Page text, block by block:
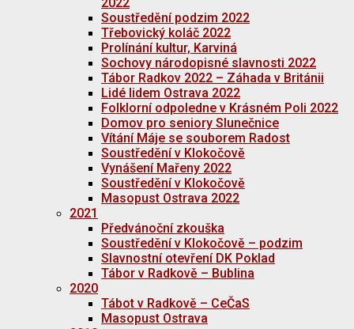
Soustředění podzim 2022
Třebovický koláč 2022
Prolínání kultur, Karviná
Sochovy národopisné slavnosti 2022
Tábor Radkov 2022 – Záhada v Británii
Lidé lidem Ostrava 2022
Folklorní odpoledne v Krásném Poli 2022
Domov pro seniory Slunečnice
Vítání Máje se souborem Radost
Soustředění v Klokočově
Vynášení Mařeny 2022
Soustředění v Klokočově
Masopust Ostrava 2022
2021
Předvánoční zkouška
Soustředění v Klokočově – podzim
Slavnostní otevření DK Poklad
Tábor v Radkově – Bublina
2020
Tábot v Radkově – CeČaS
Masopust Ostrava